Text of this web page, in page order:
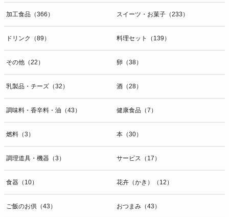
加工食品（366） スイーツ・お菓子（233）
ドリンク（89） 料理セット（139）
その他（22） 卵（38）
乳製品・チーズ（32） 酒（28）
調味料・香辛料・油（43） 健康食品（7）
燃料（3） 本（30）
調理道具・機器（3） サービス（17）
食器（10） 花卉（かき）（12）
ご飯のお供（43） おつまみ（43）